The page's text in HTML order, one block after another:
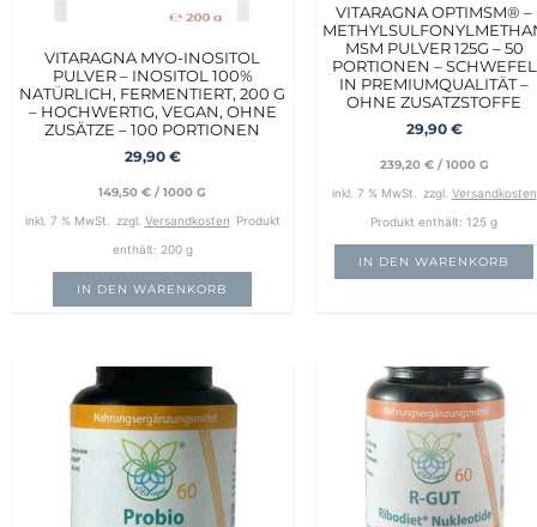
VITARAGNA MYO-INOSITOL
PULVER – INOSITOL 100%
NATÜRLICH, FERMENTIERT, 200 G
– HOCHWERTIG, VEGAN, OHNE
ZUSÄTZE – 100 PORTIONEN
29,90 €
149,50 € / 1000 G
inkl. 7 % MwSt. zzgl. Versandkosten Produkt
enthält: 200 g
IN DEN WARENKORB
VITARAGNA OPTIMSM® –
MSM PULVER 125G – 50
PORTIONEN – SCHWEFEL
IN PREMIUMQUALITÄT –
OHNE ZUSATZSTOFFE
29,90 €
239,20 €/ 1000 G
inkl. 7 % MwSt. zzgl. Versandkosten
Produkt enthält: 125 g
IN DEN WARENKORB